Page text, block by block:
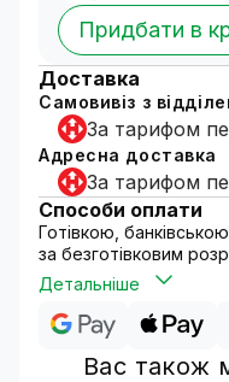
Придбати в
Доставка
Самовивіз з
За тарифом
Адресна доставка
За тарифом
Способи оплати
Готівкою,
за безготівковим
Детальніше
Вас також